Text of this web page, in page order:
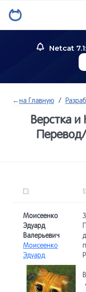
Netcat
←на Главную /
Верстка
Моисеенко
Эдуард
Валерьевич
Моисеенко
Эдуард